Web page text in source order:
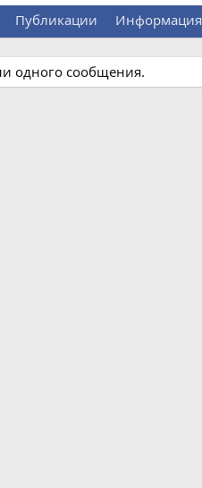
Публикации Информация
одного сообщения.